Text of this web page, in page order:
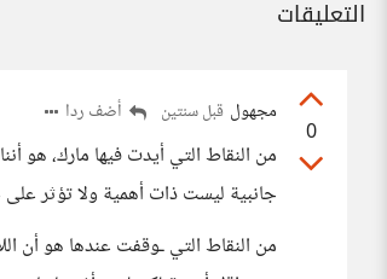
التعليقات
0
مجهول قبل سنتين أضف ردا
من النقاط التي أيدت فيها مارك، هو
جانبية ليست ذات أهمية ولا تؤثر على
من النقاط التي ـوقفت عندها هو أن